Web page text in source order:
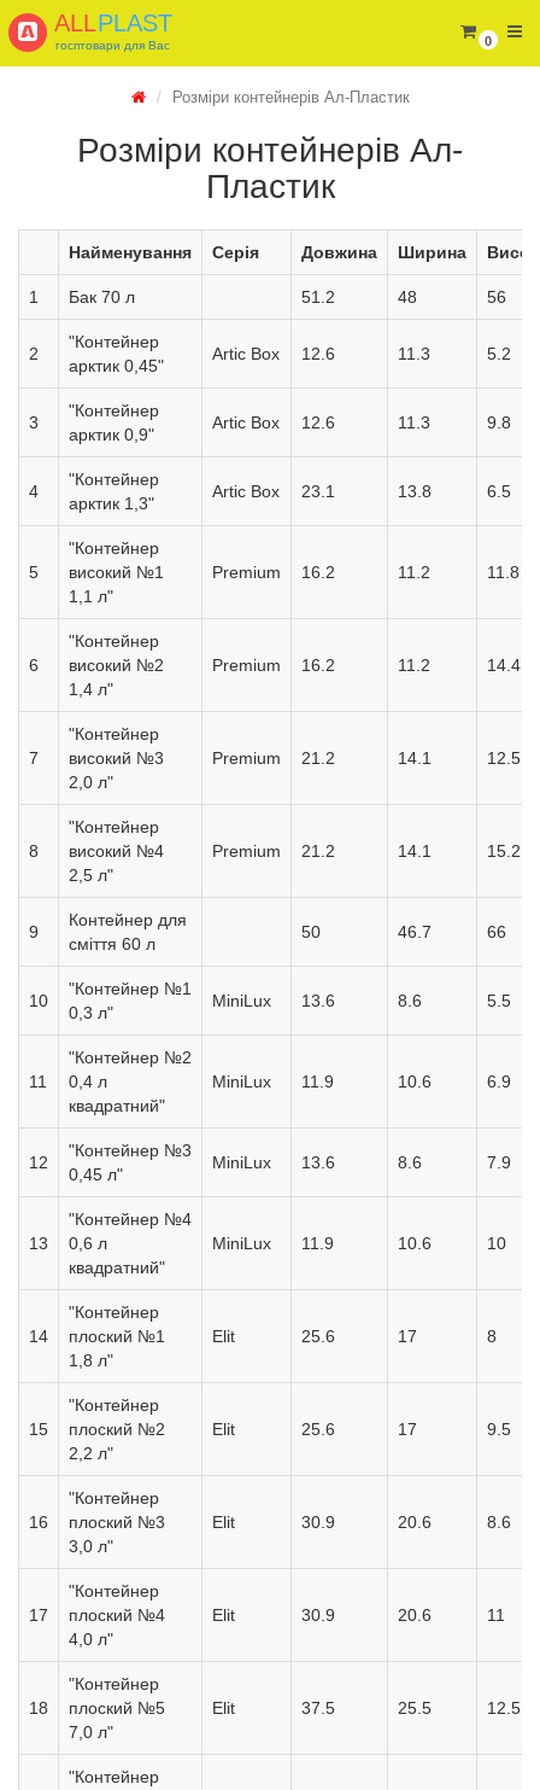
0
ALLPLAST
госптовари для Вас
Розміри контейнерів Ал-Пластик
Розміри контейнерів Ал-
Пластик
Найменування Серія Довжина Ширина
1 Бак 70 л 51.2 48 56
2
"Контейнер
арктик 0,45"
Artic Box 12.6 11.3 5.2
3
"Контейнер
арктик 0,9"
Artic Box 12.6 11.3 9.8
4
"Контейнер
арктик 1,3"
Artic Box 23.1 13.8 6.5
5
"Контейнер
високий №1
1,1 л"
Premium 16.2 11.2 11.8
6
"Контейнер
високий №2
1,4 л"
Premium 16.2 11.2 14.4
7
"Контейнер
високий №3
2,0 л"
Premium 21.2 14.1 12.5
8
"Контейнер
високий №4
2,5 л"
Premium 21.2 14.1 15.2
9
Контейнер для
сміття 60 л
50 46.7 66
10
"Контейнер №1
0,3 л"
MiniLux 13.6 8.6 5.5
11
"Контейнер №2
0,4 л
квадратний"
MiniLux 11.9 10.6 6.9
12
"Контейнер №3
0,45 л"
MiniLux 13.6 8.6 7.9
13
"Контейнер №4
0,6 л
квадратний"
MiniLux 11.9 10.6 10
14
"Контейнер
плоский №1
1,8 л"
Elit 25.6 17 8
15
"Контейнер
плоский №2
2,2 л"
Elit 25.6 17 9.5
16
"Контейнер
плоский №3
3,0 л"
Elit 30.9 20.6 8.6
17
"Контейнер
плоский №4
4,0 л"
Elit 30.9 20.6 11
18
"Контейнер
плоский №5
7,0 л"
Elit 37.5 25.5 12.5
"Контейнер